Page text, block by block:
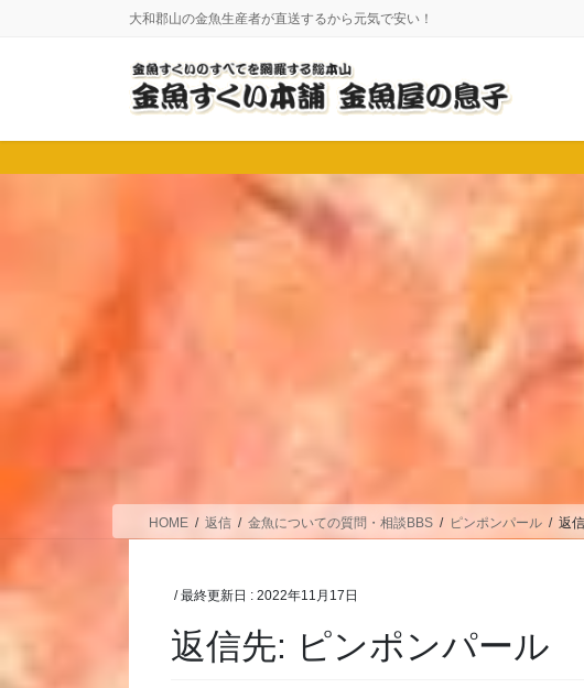
に
移
ョ
ン
大和郡山の金魚生産者が直送するから元気で安い！
HOME 返信 金魚についての質問・相談BBS ピンポンパール 返
/ 最終更新日 :2022年11月17日
返信先: ピンポンパール